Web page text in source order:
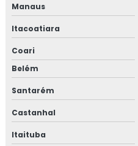
Manaus
Itacoatiara
Coari
Belém
Santarém
Castanhal
Itaituba